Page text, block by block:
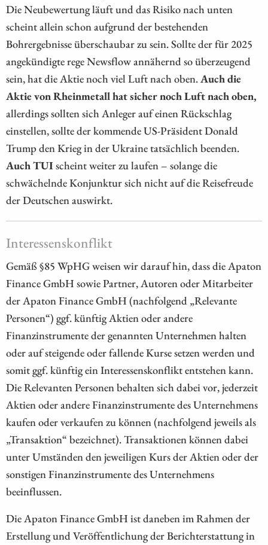
Die Neubewertung läuft und das Risiko nach unten
scheint allein schon aufgrund der bestehenden
Bohrergebnisse überschaubar zu sein. Sollte der für 2025
angekündigte rege Newsflow annähernd so überzeugend
sein, hat die Aktie noch viel Luft nach oben.Auch die
Aktie von Rheinmetall hat sicher noch Luft nach oben,
allerdings sollten sich Anleger auf einen Rückschlag
einstellen, sollte der kommende US-Präsident Donald
Trump den Krieg in der Ukraine tatsächlich beenden.
Auch TUIscheint weiter zu laufen – solange die
schwächelnde Konjunktur sich nicht auf die Reisefreude
der Deutschen auswirkt.
Interessenskonflikt
Gemäß §85 WpHG weisen wir darauf hin, dass die Apaton
Finance GmbH sowie Partner, Autoren oder Mitarbeiter
der Apaton Finance GmbH (nachfolgend „Relevante
Personen“) ggf. künftig Aktien oder andere
Finanzinstrumente der genannten Unternehmen halten
oder auf steigende oder fallende Kurse setzen werden und
somit ggf. künftig ein Interessenskonflikt entstehen kann.
Die Relevanten Personen behalten sich dabei vor, jederzeit
Aktien oder andere Finanzinstrumente des Unternehmens
kaufen oder verkaufen zu können (nachfolgend jeweils als
„Transaktion“ bezeichnet). Transaktionen können dabei
unter Umständen den jeweiligen Kurs der Aktien oder der
sonstigen Finanzinstrumente des Unternehmens
beeinflussen.
Die Apaton Finance GmbH ist daneben im Rahmen der
Erstellung und Veröffentlichung der Berichterstattung in